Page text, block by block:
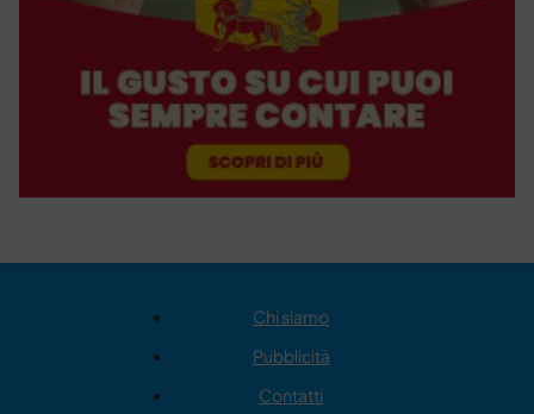
Chi siamo
Pubblicità
Contatti